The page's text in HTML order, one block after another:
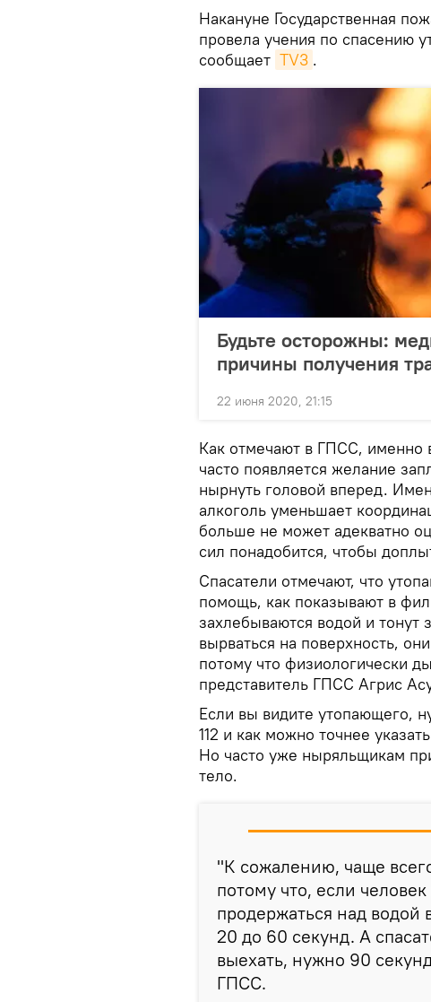
Накануне Государственная
провела учения по спасению
сообщает TV3 .
Будьте осторожны:
причины получения
22 июня 2020, 21:15
Как отмечают в ГПСС, именно
часто появляется желание
нырнуть головой вперед.
алкоголь уменьшает
больше не может адекватно
сил понадобится, чтобы
Спасатели отмечают, что
помощь, как показывают в
захлебываются водой и тонут
вырваться на поверхность,
потому что физиологически
представитель ГПСС Агрис
Если вы видите утопающего,
112 и как можно точнее
Но часто уже ныряльщикам
тело.
"К сожалению, чаще
потому что, если
продержаться над
20 до 60 секунд. А
выехать, нужно 90
ГПСС.